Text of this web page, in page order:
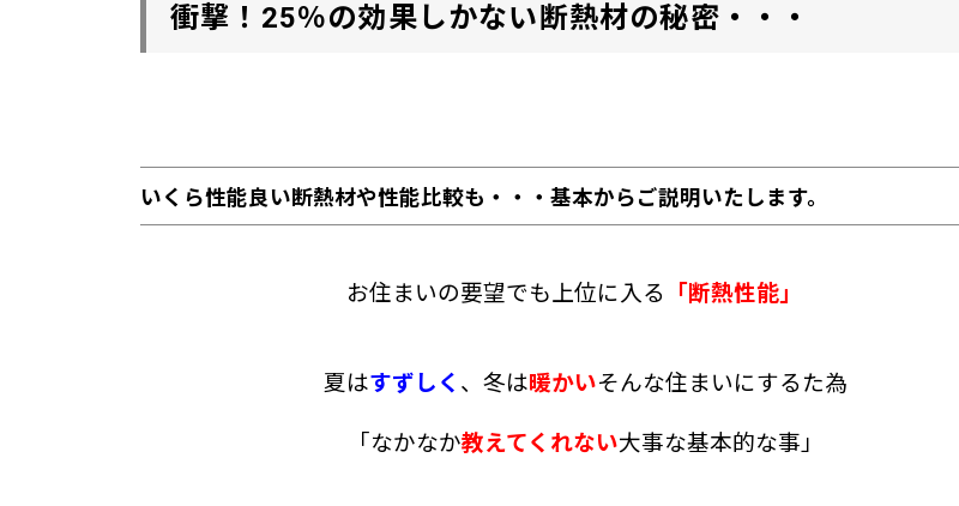
衝撃！25％の効果しかない断熱材の秘密・・・
いくら性能良い断熱材や性能比較も・・・基本からご説明いたします。
お住まいの要望でも上位に入る 「断熱性能」
夏はすずしく 、冬は暖かいそんな住まいにするた為
「なかなか教えてくれない大事な基本的な事」